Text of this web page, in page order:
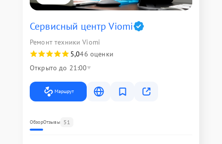
Сервисный центр Viomi
Ремонт техники Viomi
5,046 оценки
Открыто до 21:00
Маршрут
ОбзорОтзывы 51